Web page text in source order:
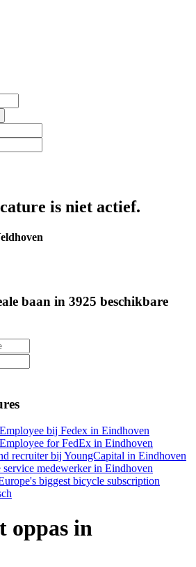
is niet actief.
baan in 3925 beschikbare
bij Fedex in Eindhoven
for FedEx in Eindhoven
recruiter bij YoungCapital in Eindhoven
service medewerker in Eindhoven
biggest bicycle subscription
oppas in